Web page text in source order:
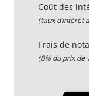
Coût des
(taux d’intérêt
Frais de
(8% du prix de